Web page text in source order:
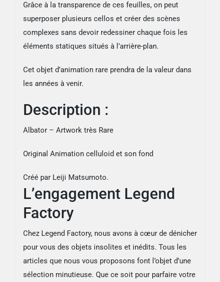
Grâce à la transparence de ces feuilles, on peut
superposer plusieurs cellos et créer des scènes
complexes sans devoir redessiner chaque fois les
éléments statiques situés à l’arrière-plan.
Cet objet d’animation rare prendra de la valeur dans
les années à venir.
Description :
Albator – Artwork très Rare
Original Animation celluloid et son fond
Créé par Leiji Matsumoto.
L’engagement Legend
Factory
Chez Legend Factory, nous avons à cœur de dénicher
pour vous des objets insolites et inédits. Tous les
articles que nous vous proposons font l’objet d’une
sélection minutieuse. Que ce soit pour parfaire votre